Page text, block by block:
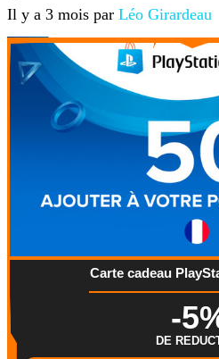
Il y a 3 mois par Léo Girardeau
Carte cadeau
-
DE